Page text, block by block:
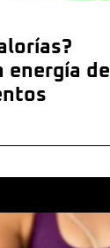
energía de